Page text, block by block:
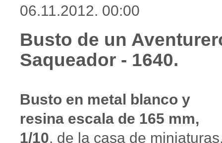
06.11.2012. 00:00
Busto de un
Saqueador - 1640.
Busto en metal blanco y
resina escala de 165 mm,
1/10, de la casa de